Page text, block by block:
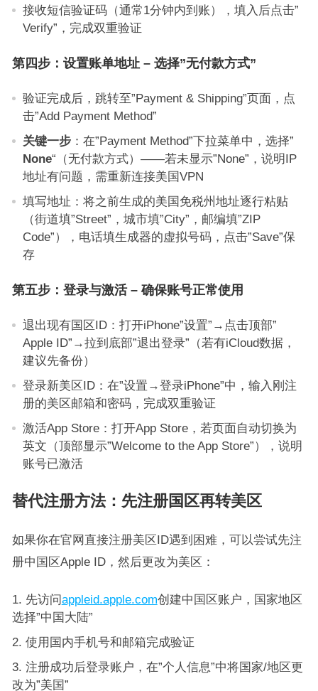
接收短信验证码（通常1分钟内到账），填入后点击”
Verify”，完成双重验证
第四步：设置账单地址 – 选择”无付款方式”
验证完成后，跳转至”Payment & Shipping”页面，点
击”Add Payment Method”
关键一步：在”Payment Method”下拉菜单中，选择”
None“（无付款方式）——若未显示”None”，说明IP
地址有问题，需重新连接美国VPN
填写地址：将之前生成的美国免税州地址逐行粘贴
（街道填”Street”，城市填”City”，邮编填”ZIP
Code”），电话填生成器的虚拟号码，点击”Save”保
存
第五步：登录与激活 – 确保账号正常使用
退出现有国区ID：打开iPhone”设置”→点击顶部”
Apple ID”→拉到底部”退出登录”（若有iCloud数据，
建议先备份）
登录新美区ID：在”设置→登录iPhone”中，输入刚注
册的美区邮箱和密码，完成双重验证
激活App Store：打开App Store，若页面自动切换为
英文（顶部显示”Welcome to the App Store”），说明
账号已激活
替代注册方法：先注册国区再转美区
如果你在官网直接注册美区ID遇到困难，可以尝试先注
册中国区Apple ID，然后更改为美区：
先访问appleid.apple.com创建中国区账户，国家地区
选择”中国大陆”
使用国内手机号和邮箱完成验证
注册成功后登录账户，在”个人信息”中将国家/地区更
改为”美国”